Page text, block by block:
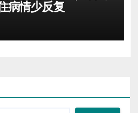
病情少反复